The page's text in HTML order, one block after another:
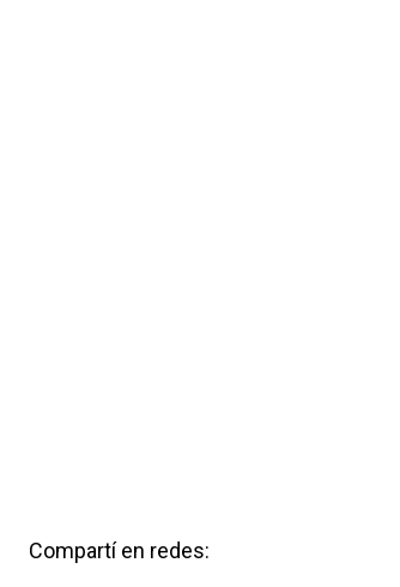
Compartí en redes: